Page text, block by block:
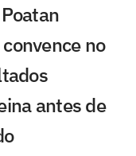
no
antes de